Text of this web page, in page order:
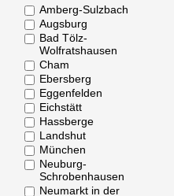
Amberg-Sulzbach
Augsburg
Bad Tölz-
Wolfratshausen
Cham
Ebersberg
Eggenfelden
Eichstätt
Hassberge
Landshut
München
Neuburg-
Schrobenhausen
Neumarkt in der